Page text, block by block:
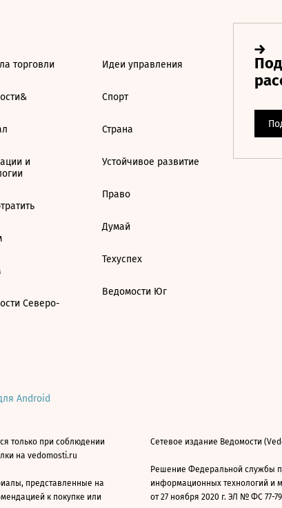
торговли
и
Северо-
Идеи управления
Спорт
Страна
Устойчивое развитие
Право
Думай
Техуспех
Ведомости Юг
Android
только при соблюдении
на vedomosti.ru
представленные на
к покупке или
Сетевое издание Ведомости
Решение Федеральной службы
информационных технологий и
от 27 ноября 2020 г. ЭЛ № ФС 77-